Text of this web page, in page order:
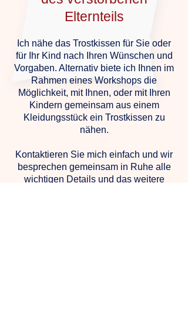
Elternteils
Ich nähe das Trostkissen für Sie oder
für Ihr Kind nach Ihren Wünschen und
Vorgaben. Alternativ biete ich Ihnen im
Rahmen eines Workshops die
Möglichkeit, mit Ihnen, oder mit Ihren
Kindern gemeinsam aus einem
Kleidungsstück ein Trostkissen zu
nähen.
Kontaktieren Sie mich einfach und wir
besprechen gemeinsam in Ruhe alle
wichtigen Details und das weitere